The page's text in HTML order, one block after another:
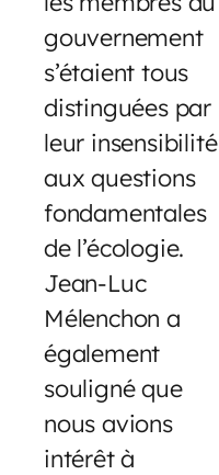
gouvernement
s’étaient tous
distinguées par
leur insensibilité
aux questions
fondamentales
de l’écologie.
Jean-Luc
Mélenchon a
également
souligné que
nous avions
intérêt à